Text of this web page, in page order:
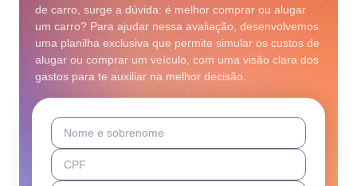
de carro, surge a dúvida: é melhor comprar ou alugar
um carro? Para ajudar nessa avaliação, desenvolvemos
uma planilha exclusiva que permite simular os custos de
alugar ou comprar um veículo, com uma visão clara dos
gastos para te auxiliar na melhor decisão.
Nome e sobrenome
CPF